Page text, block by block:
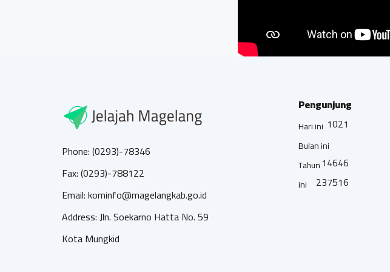
Phone: (0293)-78346
Fax: (0293)-788122
Email: kominfo@magelangkab.go.id
Address: Jln. Soekarno Hatta No. 59
Kota Mungkid
Pengunjung
Hari ini 1021
Bulan ini
14646
Tahun
ini
237516